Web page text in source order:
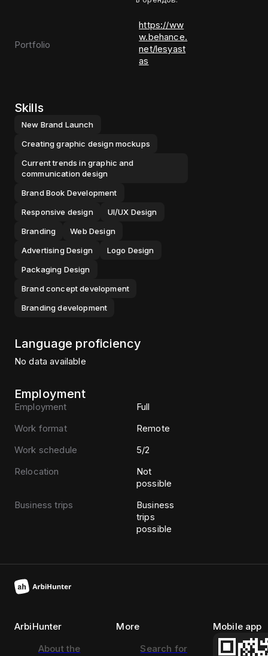
Portfolio
https://ww
w.behance.
net/lesyast
as
Skills
New Brand Launch
Creating graphic design mockups
Current trends in graphic and
communication design
Brand Book Development
Responsive design
UI/UX Design
Branding
Web Design
Advertising Design
Logo Design
Packaging Design
Brand concept development
Branding development
Language proficiency
No data available
Employment
Employment
Full
Work format
Remote
Work schedule
5/2
Relocation
Not
possible
Business trips
Business
trips
possible
ArbiHunter
About the
More
Search for
Mobile app